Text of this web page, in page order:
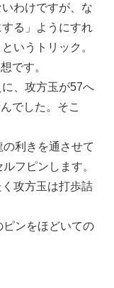
わけですが、な
る」ようにすれ
いうトリック。
です。
、攻方玉が57へ
でした。そこ
利きを通させて
フピンします。
攻方玉は打歩詰
ンをほどいての